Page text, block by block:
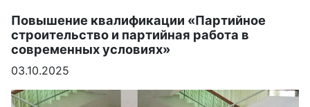
Повышение квалификации «Партийное
строительство и партийная работа в
современных условиях»
03.10.2025